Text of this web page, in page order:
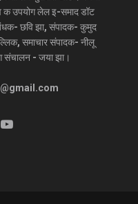
क उपयोग लेल इ-समाद डॉट
छवि झा, संपादक- कुमुद
समाचार संपादक- नीलू
संचालन - जया झा।